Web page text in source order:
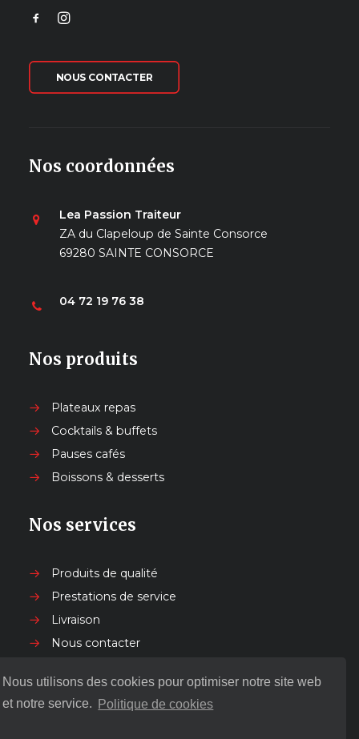
Nous utilisons des cookies pour optimiser notre site web
et notre service.
Politique de cookies
NOUS CONTACTER
Nos coordonnées
Lea Passion Traiteur
ZA du Clapeloup de Sainte Consorce
69280 SAINTE CONSORCE
04 72 19 76 38
Nos produits
Plateaux repas
Cocktails & buffets
Pauses cafés
Boissons & desserts
Nos services
Produits de qualité
Prestations de service
Livraison
Nous contacter
Nos autres services